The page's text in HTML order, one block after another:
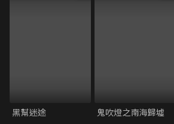
黑幫迷途 鬼吹燈之南海歸墟